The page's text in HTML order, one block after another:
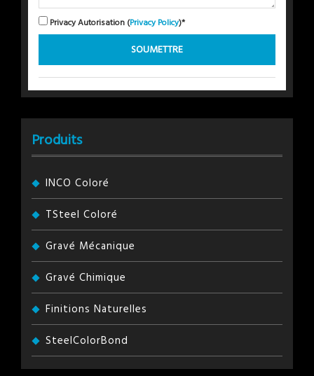
Privacy Autorisation (Privacy Policy)*
Produits
INCO Coloré
TSteel Coloré
Gravé Mécanique
Gravé Chimique
Finitions Naturelles
SteelColorBond